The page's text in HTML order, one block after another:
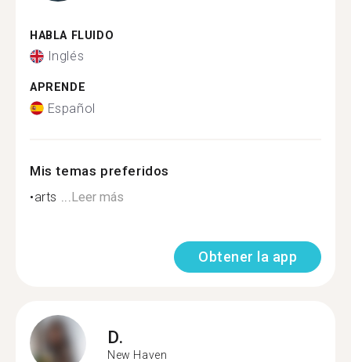
HABLA FLUIDO
Inglés
APRENDE
Español
Mis temas preferidos
•arts ... Leer más
Obtener la app
D.
New Haven